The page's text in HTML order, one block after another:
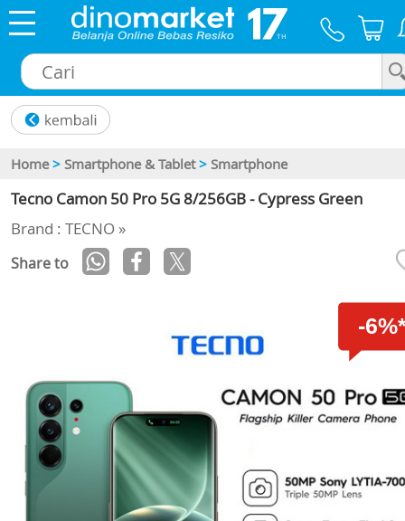
Home > Smartphone & Tablet > Smartphone
Tecno Camon 50 Pro 5G 8/256GB - Cypress Green
Brand : TECNO »
Share to
-